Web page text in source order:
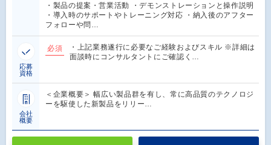
・製品の提案・営業活動 ・デモンストレーションと操作説明
・導入時のサポートやトレーニング対応 ・納入後のアフター
フォローや問…
応募
資格
必須
・上記業務遂行に必要なご経験およびスキル ※詳細は
面談時にコンサルタントにご確認く…
会社
概要
＜企業概要＞ 幅広い製品群を有し、常に高品質のテクノロジ
ーを駆使した新製品をリリー…